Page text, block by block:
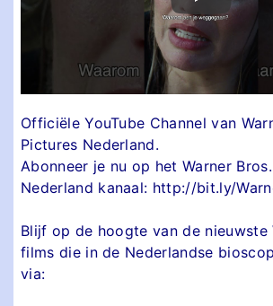
Officiële YouTube Channel van
Pictures Nederland.
Abonneer je nu op het Warner
Nederland kanaal: http://bit.ly/
Blijf op de hoogte van de nieuwste
films die in de Nederlandse
via: